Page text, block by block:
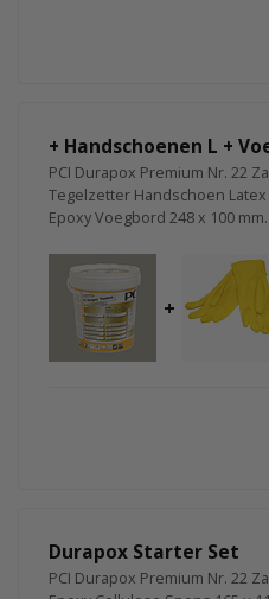
+ Handschoenen L +
PCI Durapox Premium Nr. 22
Tegelzetter Handschoen Latex
Epoxy Voegbord 248 x 100
+
Durapox Starter Set
PCI Durapox Premium Nr. 22